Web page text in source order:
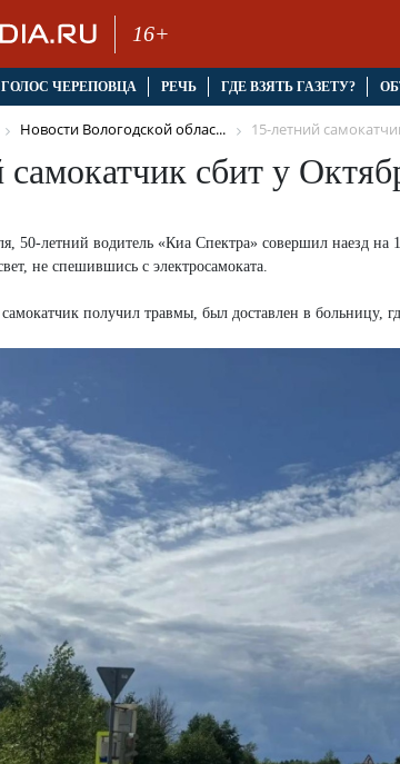
16+
ГОЛОС ЧЕРЕПОВЦА РЕЧЬ ГДЕ ВЗЯТЬ ГАЗЕТУ?
Новости Вологодской облас... 15-летний
самокатчик сбит у
50-летний водитель «Киа Спектра» совершил наезд на
не спешившись с электросамоката.
получил травмы, был доставлен в больницу,